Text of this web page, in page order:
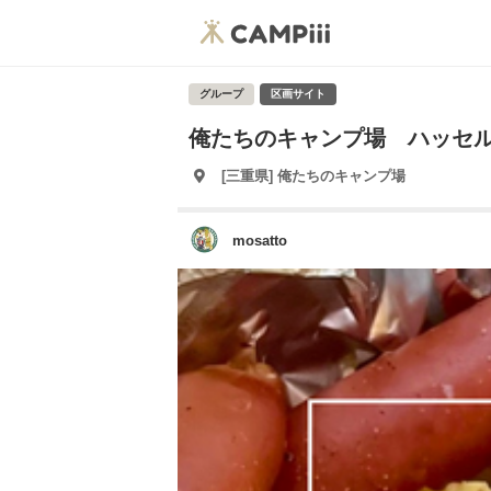
グループ 区画サイト
俺たちのキャンプ場 ハッセ
[三重県] 俺たちのキャンプ場
mosatto